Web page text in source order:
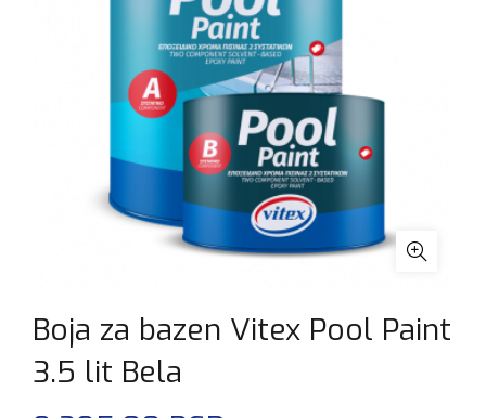
Boja za bazen Vitex Pool Paint
3.5 lit Bela